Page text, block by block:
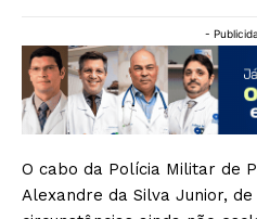
-
O cabo da Polícia Militar de
Alexandre da Silva Junior,